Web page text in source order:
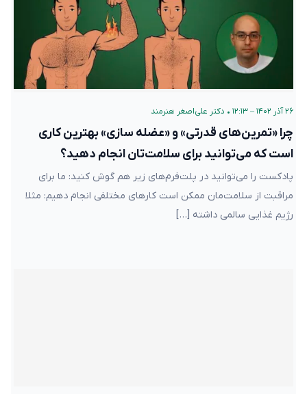
۲۶ آذر ۱۴۰۲ – ۱۲:۱۳ • دکتر علی‌اصغر هنرمند
چرا «تمرین‌های قدرتی» و «عضله سازی» بهترین کاری
است که می‌توانید برای سلامت‌تان انجام دهید؟
پادکست را می‌توانید در پلت‌فرم‌های زیر هم گوش کنید: ما برای
مراقبت از سلامت‌مان ممکن است کارهای مختلفی انجام دهیم: مثلا
رژیم غذایی سالمی داشته […]